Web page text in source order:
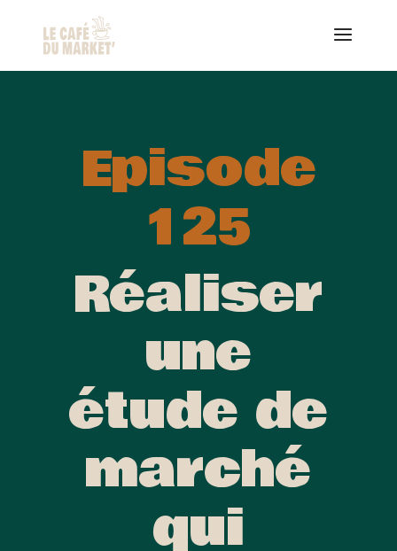
Episode
125
Réaliser
une
étude de
marché
qui